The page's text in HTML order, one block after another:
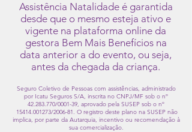
Assistência Natalidade é garantida
desde que o mesmo esteja ativo e
vigente na plataforma online da
gestora Bem Mais Benefícios na
data anterior a do evento, ou seja,
antes da chegada da criança.
Seguro Coletivo de Pessoas com assistências, administrado
por Icatu Seguros S/A, inscrita no CNPJ/MF sob o nº
42.283.770/0001-39, aprovado pela SUSEP sob o nº
15414.001273/2006-81. O registro deste plano na SUSEP não
implica, por parte da Autarquia, incentivo ou recomendação à
sua comercialização.